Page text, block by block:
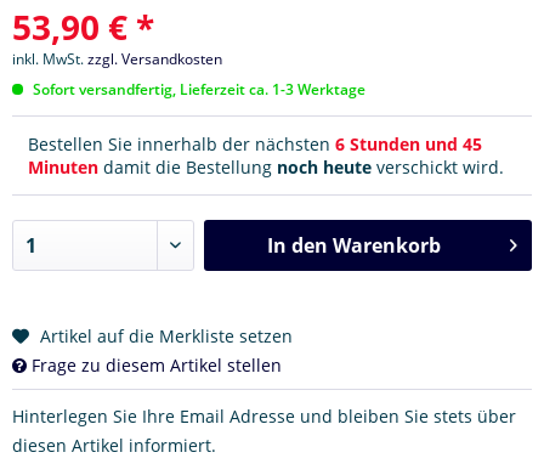
53,90 € *
inkl. MwSt.zzgl. Versandkosten
Sofort versandfertig, Lieferzeit ca. 1-3 Werktage
Bestellen Sie innerhalb der nächsten 6 Stunden und 45
Minuten damit die Bestellung noch heute verschickt wird.
In den Warenkorb
Artikel auf die Merkliste setzen
Frage zu diesem Artikel stellen
Hinterlegen Sie Ihre Email Adresse und bleiben Sie stets über
diesen Artikel informiert.